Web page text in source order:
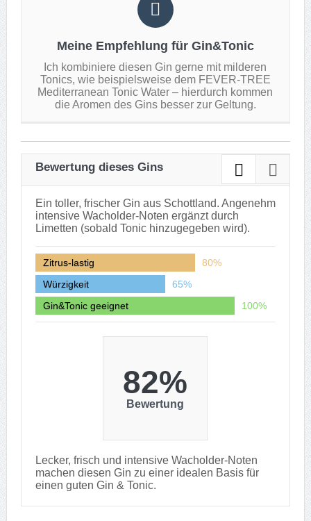
Meine Empfehlung für Gin&Tonic
Ich kombiniere diesen Gin gerne mit milderen
Tonics, wie beispielsweise dem FEVER-TREE
Mediterranean Tonic Water – hierdurch kommen
die Aromen des Gins besser zur Geltung.
Bewertung dieses Gins
Ein toller, frischer Gin aus Schottland. Angenehm
intensive Wacholder-Noten ergänzt durch
Limetten (sobald Tonic hinzugegeben wird).
Zitrus-lastig
80%
Würzigkeit
65%
Gin&Tonic geeignet
100%
82%
Bewertung
Lecker, frisch und intensive Wacholder-Noten
machen diesen Gin zu einer idealen Basis für
einen guten Gin & Tonic.